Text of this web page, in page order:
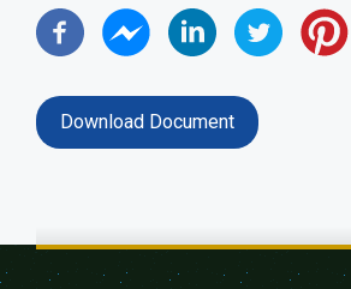
Download Document